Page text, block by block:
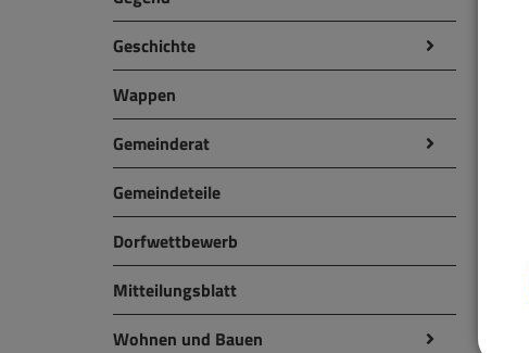
Geschichte
Wappen
Gemeinderat
Gemeindeteile
Dorfwettbewerb
Mitteilungsblatt
Wohnen und Bauen